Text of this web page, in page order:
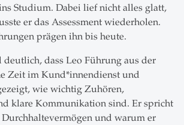
Studium. Dabei lief nicht alles glatt,
er das Assessment wiederholen.
prägen ihn bis heute.
deutlich, dass Leo Führung aus der
Zeit im Kund*innendienst und
wie wichtig Zuhören,
klare Kommunikation sind. Er spricht
Durchhaltevermögen und warum er